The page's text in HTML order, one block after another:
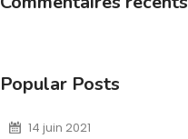
Popular Posts
14 juin 2021